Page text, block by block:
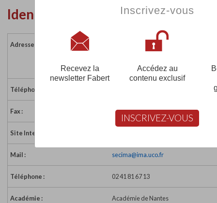
Identité de l'établissement
Adresse :
44 rue Rabelais - BP 10808
Téléphone :
Fax : 02 41 81 67 00
Site Internet :
Mail : secima@ima.uco.fr
Téléphone : 02 41 81 67 13
Académie :
Académie de Nantes
Inscrivez-vous
Recevez la
newsletter Fabert
Accédez au
contenu exclusif
INSCRIVEZ-VOUS